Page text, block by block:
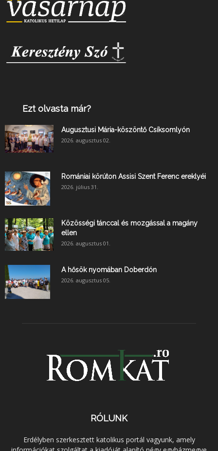
Ezt olvasta már?
Augusztusi Mária-köszöntő Csíksomlyón
2026. augusztus 02.
Romániai körúton Assisi Szent Ferenc ereklyéi
2026. július 31.
Közösségi tánccal és mozgással a magány
ellen
2026. augusztus 01.
A hősök nyomában Doberdón
2026. augusztus 05.
RÓLUNK
Erdélyben szerkesztett katolikus portál vagyunk, amely